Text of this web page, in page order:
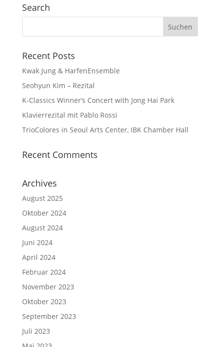
Search
Recent Posts
Kwak Jung & HarfenEnsemble
Seohyun Kim – Rezital
K-Classics Winner’s Concert with Jong Hai Park
Klavierrezital mit Pablo Rossi
TrioColores in Seoul Arts Center, IBK Chamber Hall
Recent Comments
Archives
August 2025
Oktober 2024
August 2024
Juni 2024
April 2024
Februar 2024
November 2023
Oktober 2023
September 2023
Juli 2023